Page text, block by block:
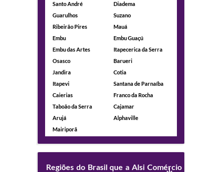
Santo André
Diadema
Guarulhos
Suzano
Ribeirão Pires
Mauá
Embu
Embu Guaçú
Embu das Artes
Itapecerica da Serra
Osasco
Barueri
Jandira
Cotia
Itapevi
Santana de Parnaíba
Caierias
Franco da Rocha
Taboão da Serra
Cajamar
Arujá
Alphaville
Mairiporã
Regiões do Brasil que a Alsi Comércio